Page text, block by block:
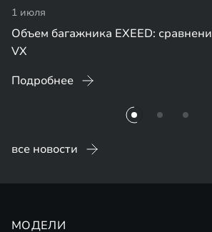
1 июля
Объем багажника EXEED:
VX
Подробнее
все новости
МОДЕЛИ